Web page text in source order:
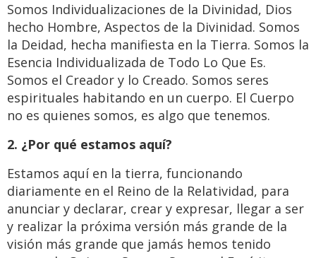
Somos Individualizaciones de la Divinidad, Dios
hecho Hombre, Aspectos de la Divinidad. Somos
la Deidad, hecha manifiesta en la Tierra. Somos la
Esencia Individualizada de Todo Lo Que Es.
Somos el Creador y lo Creado. Somos seres
espirituales habitando en un cuerpo. El Cuerpo
no es quienes somos, es algo que tenemos.
2. ¿Por qué estamos aquí?
Estamos aquí en la tierra, funcionando
diariamente en el Reino de la Relatividad, para
anunciar y declarar, crear y expresar, llegar a ser
y realizar la próxima versión más grande de la
visión más grande que jamás hemos tenido